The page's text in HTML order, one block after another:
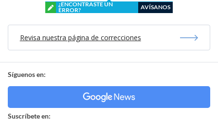
¿ENCONTRASTE UN
ERROR?
AVÍSANOS
Revisa nuestra página de correcciones
Síguenos en:
Suscríbete en: